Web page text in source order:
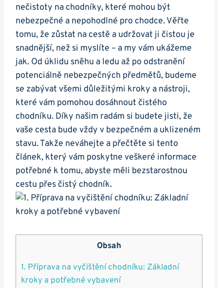
nečistoty na‍ chodníky,⁣ které mohou být
nebezpečné a nepohodlné pro chodce. Věřte
tomu, že zůstat na cestě a udržovat ji čistou je⁢
snadnější, než ‍si ⁤myslíte – a my vám ukážeme
jak. Od úklidu sněhu​ a ledu až po⁤ odstranění
potenciálně nebezpečných ⁤předmětů, budeme
se zabývat všemi důležitými kroky a nástroji,
které vám ‍pomohou dosáhnout čistého
chodníku. Díky našim radám si budete ⁢jisti, ​že
vaše cesta bude vždy v bezpečném a uklizeném
stavu. Takže neváhejte ‌a přečtěte si tento
článek, který vám poskytne veškeré⁢ informace
potřebné k ‌tomu,​ abyste měli bezstarostnou
cestu přes‌ čistý ‌chodník.
Obsah
1. Příprava na vyčištění chodníku: Základní
kroky a potřebné vybavení